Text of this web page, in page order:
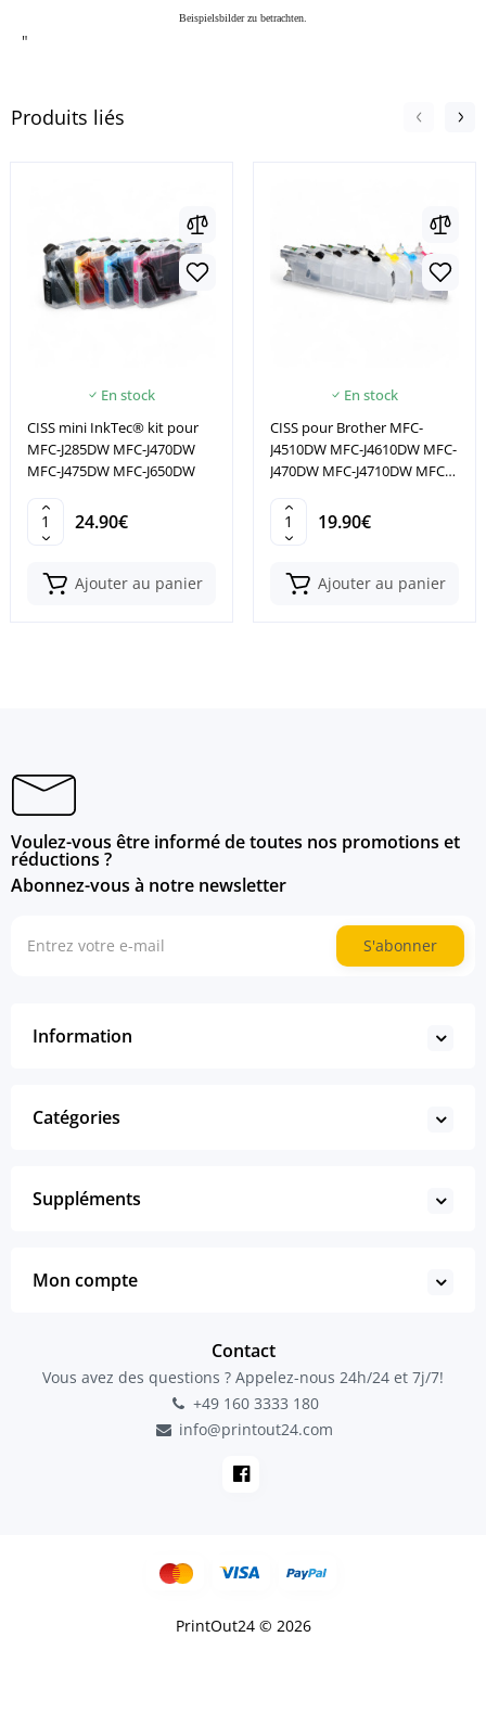
Beispielsbilder zu betrachten.
"
Produits liés
En stock
CISS mini InkTec® kit pour
MFC-J285DW MFC-J470DW
MFC-J475DW MFC-J650DW
24.90€
Ajouter au panier
En stock
CISS pour Brother MFC-
J4510DW MFC-J4610DW MFC-
J470DW MFC-J4710DW MFC-
19.90€
Ajouter au panier
Voulez-vous être informé de toutes nos promotions et
réductions ?
Abonnez-vous à notre newsletter
S'abonner
Information
Catégories
Suppléments
Mon compte
Contact
Vous avez des questions ? Appelez-nous 24h/24 et 7j/7!
+49 160 3333 180
info@printout24.com
PrintOut24 © 2026